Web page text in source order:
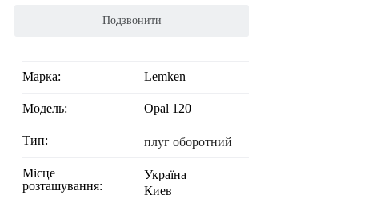
Подзвонити
Марка: Lemken
Модель: Opal 120
Тип: плуг оборотний
Місце
розташування:
Україна
Киев